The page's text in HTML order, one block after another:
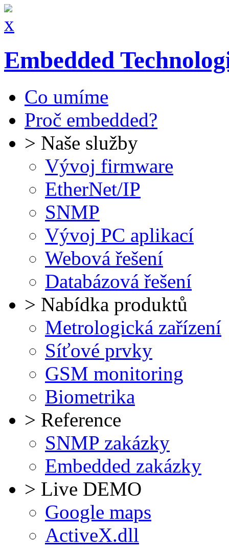
Embedded
Co umíme
Proč embedded?
> Naše služby
Vývoj firmware
EtherNet/IP
SNMP
Vývoj PC aplikací
Webová řešení
Databázová řešení
> Nabídka produktů
Metrologická zařízení
Síťové prvky
GSM monitoring
Biometrika
> Reference
SNMP zakázky
Embedded zakázky
> Live DEMO
Google maps
ActiveX.dll